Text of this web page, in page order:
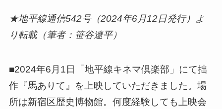
★地平線通信542号（2024年6月12日発行）よ
り転載（筆者：笹谷遼平）
■2024年6月1日「地平線キネマ倶楽部」にて拙
作『馬ありて』を上映していただきました。場
所は新宿区歴史博物館。何度経験しても上映会